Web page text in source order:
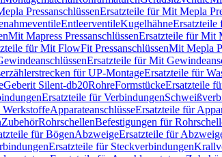
PressanschlüssenErsatzteile für Mit Mepla
EntleerventileKugelhähneErsatzteile
Mit Mapress PressanschlüssenErsatzteile für Mit
für Mit FlowFit PressanschlüssenMit Mepla
Ersatzteile für Mit
für UP-MontageErsatzteile für
Geberit Silent-db20RohreFormstückeErsatzteile
Ersatzteile für Verbindungen
WerkstoffeApparateanschlüsseErsatzteile für
ZubehörRohrschellenBefestigungen für
für BögenAbzweigeErsatzteile für
Ersatzteile für Steckverbindungen